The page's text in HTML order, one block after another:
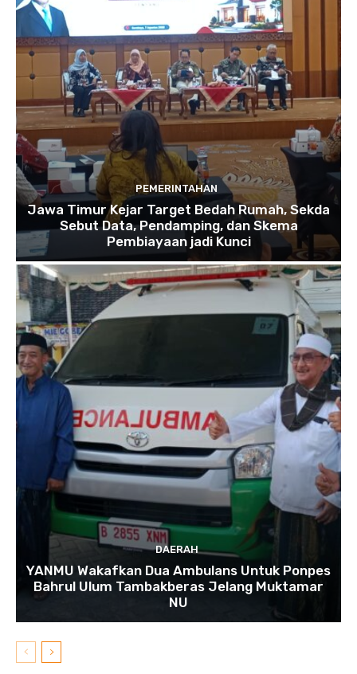
PEMERINTAHAN
Jawa Timur Kejar Target Bedah Rumah, Sekda
Sebut Data, Pendamping, dan Skema
Pembiayaan jadi Kunci
DAERAH
YANMU Wakafkan Dua Ambulans Untuk Ponpes
Bahrul Ulum Tambakberas Jelang Muktamar
NU